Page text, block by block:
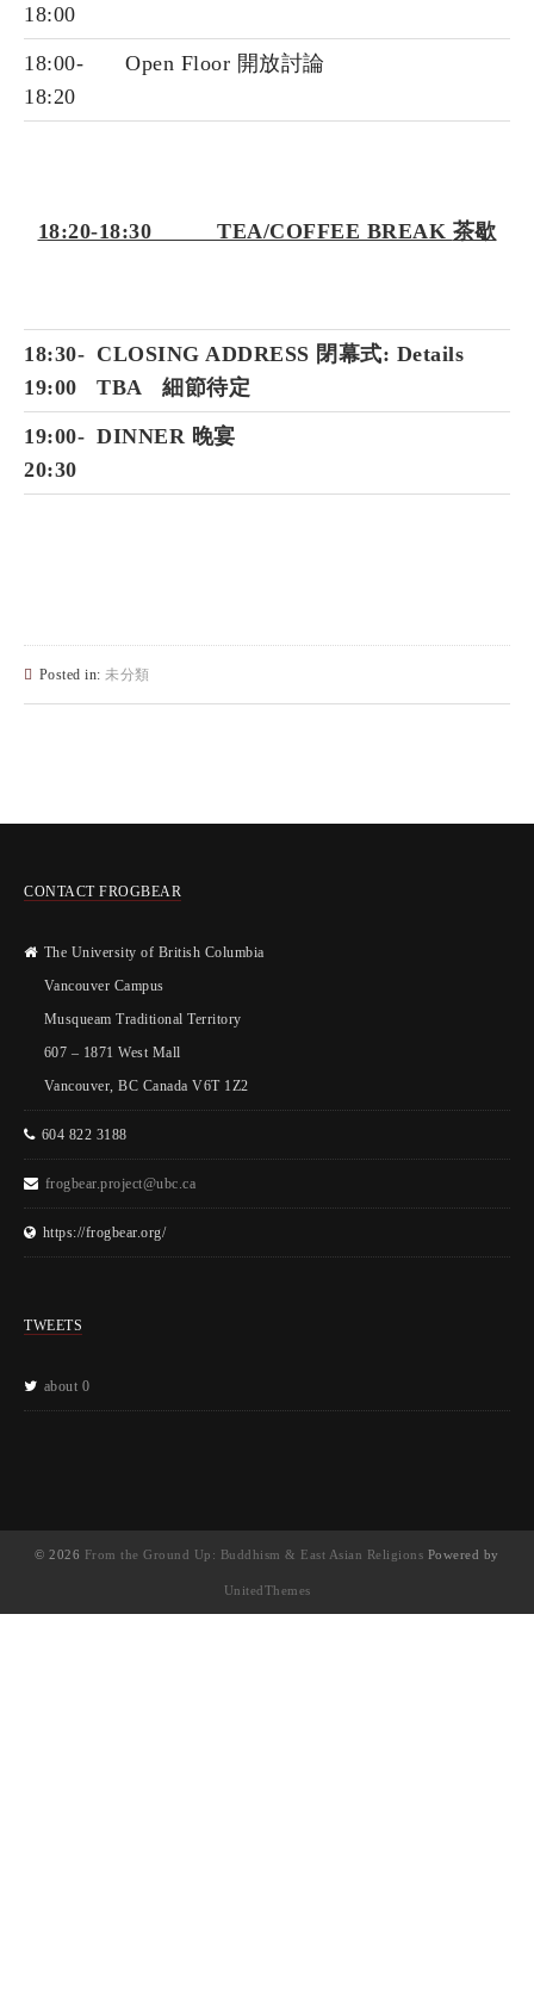
18:00
18:00-
18:20
Open Floor 開放討論
18:20-18:30 TEA/COFFEE BREAK 茶歇
18:30-
19:00
CLOSING ADDRESS 閉幕式: Details
TBA 細節待定
19:00-
20:30
DINNER 晚宴
Posted in: 未分類
CONTACT FROGBEAR
The University of British Columbia
Vancouver Campus
Musqueam Traditional Territory
607 – 1871 West Mall
Vancouver, BC Canada V6T 1Z2
604 822 3188
frogbear.project@ubc.ca
https://frogbear.org/
TWEETS
about 0
© 2026 From the Ground Up: Buddhism & East Asian Religions Powered by
UnitedThemes